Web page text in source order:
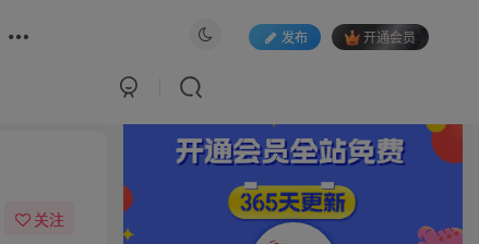
发布 开通会员
关注